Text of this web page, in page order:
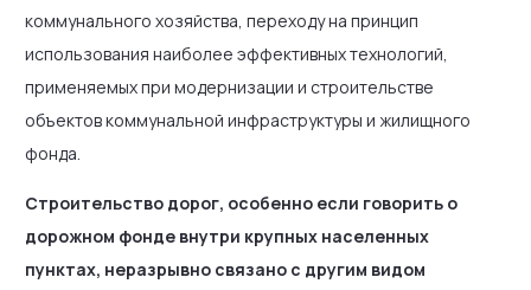
коммунального хозяйства, переходу на принцип
использования наиболее эффективных технологий,
применяемых при модернизации и строительстве
объектов коммунальной инфраструктуры и жилищного
фонда.
Строительство дорог, особенно если говорить о
дорожном фонде внутри крупных населенных
пунктах, неразрывно связано с другим видом